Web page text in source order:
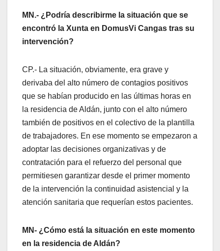
MN.- ¿Podría describirme la situación que se
encontró la Xunta en DomusVi Cangas tras su
intervención?
CP.- La situación, obviamente, era grave y
derivaba del alto número de contagios positivos
que se habían producido en las últimas horas en
la residencia de Aldán, junto con el alto número
también de positivos en el colectivo de la plantilla
de trabajadores. En ese momento se empezaron a
adoptar las decisiones organizativas y de
contratación para el refuerzo del personal que
permitiesen garantizar desde el primer momento
de la intervención la continuidad asistencial y la
atención sanitaria que requerían estos pacientes.
MN- ¿Cómo está la situación en este momento
en la residencia de Aldán?